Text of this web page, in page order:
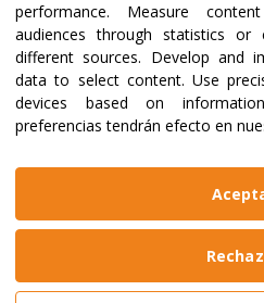
Legal
Website made
performance. Measure
audiences through statistics
different sources. Develop and
data to select content. Use
devices based on
preferencias tendrán efecto en
Aviso